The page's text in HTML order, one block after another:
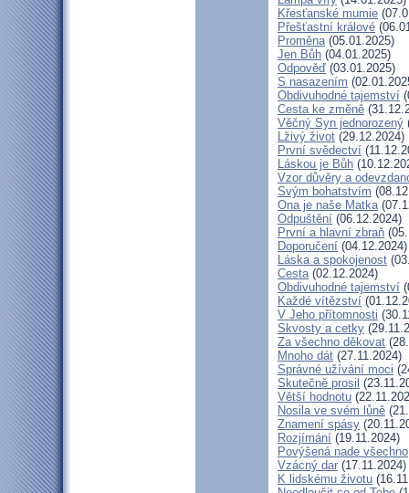
Křesťanské mumie
Přešťastní králové
Proměna(05.01.2025)
Jen Bůh (04.01.2025)
Odpověď (03.01.2025)
S nasazením
Obdivuhodné tajemství
Cesta ke změně
Věčný Syn jednorozený
Lživý život (29.12.2024)
První svědectví
Láskou je Bůh
Vzor důvěry a
Svým bohatstvím
Ona je naše Matka
Odpuštění (06.12.2024)
První a hlavní zbraň
Doporučení (04.12.2024)
Láska a spokojenost
Cesta(02.12.2024)
Obdivuhodné tajemství
Každé vítězství
V Jeho přítomnosti
Skvosty a cetky
Za všechno děkovat
Mnoho dát (27.11.2024)
Správné užívání moci
Skutečně prosil
Větší hodnotu
Nosila ve svém lůně
Znamení spásy
Rozjímání (19.11.2024)
Povýšená nade všechno
Vzácný dar (17.11.2024)
K lidskému životu